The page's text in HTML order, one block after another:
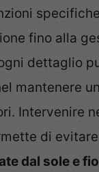
fino alla
dettaglio
mantenere
Intervenire
di
dal sole e